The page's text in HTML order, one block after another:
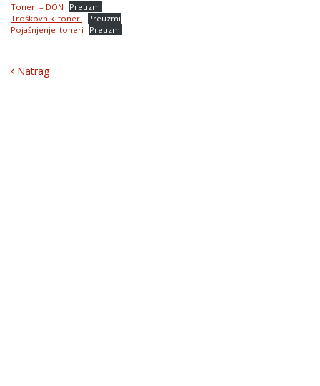
Toneri – DON
Preuzmi
Troškovnik_toneri
Preuzmi
Pojašnjenje_toneri
Preuzmi
Natrag